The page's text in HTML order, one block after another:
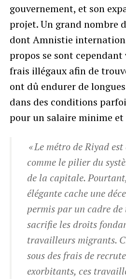
gouvernement, et son
projet. Un grand nombre
dont Amnistie
propos se sont
frais illégaux afin de
ont dû endurer de
dans des conditions
pour un salaire minime
« Le métro de Riyad
comme le pilier du
de la capitale.
élégante cache une
permis par un cadre
sacrifie les droits
travailleurs migrants.
sous des frais de
exorbitants, ces